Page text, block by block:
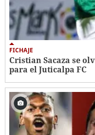
FICHAJE
Cristian Sacaza se
para el Juticalpa FC